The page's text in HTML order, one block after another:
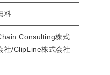
料
Consulting株式
社/ClipLine株式会社